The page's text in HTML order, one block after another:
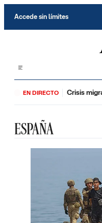
Accede sin límites
EN DIRECTO Crisis
ESPAÑA